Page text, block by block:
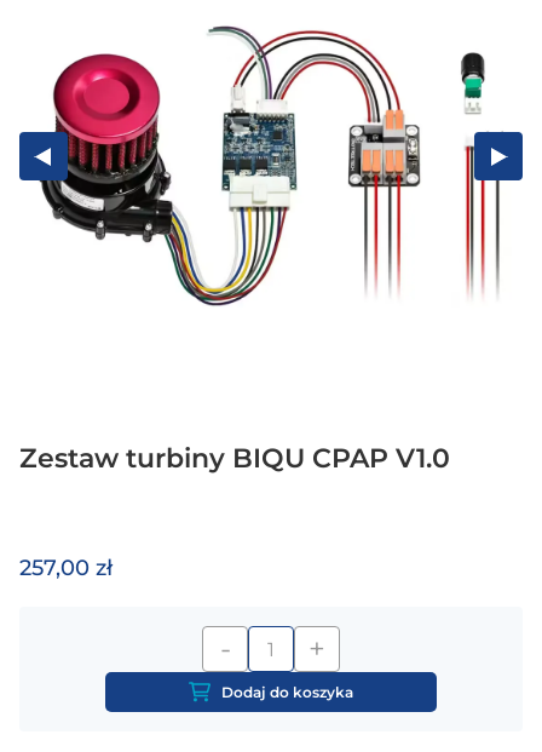
Zestaw turbiny BIQU CPAP V1.0
257,00 zł
-
ilość
Zestaw
turbiny
+
Dodaj do koszyka